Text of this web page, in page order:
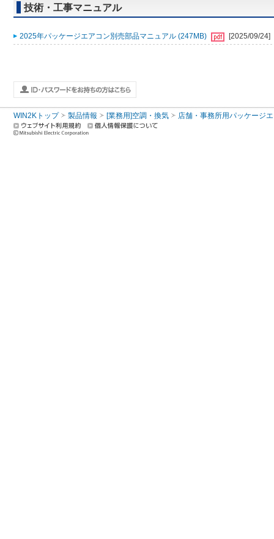
技術・工事マニュアル
2025年パッケージエアコン別売部品マニュアル (247MB) [2025/09/24]
WIN2Kトップ 製品情報 [業務用]空調・換気 店舗・事務所用パッケージ